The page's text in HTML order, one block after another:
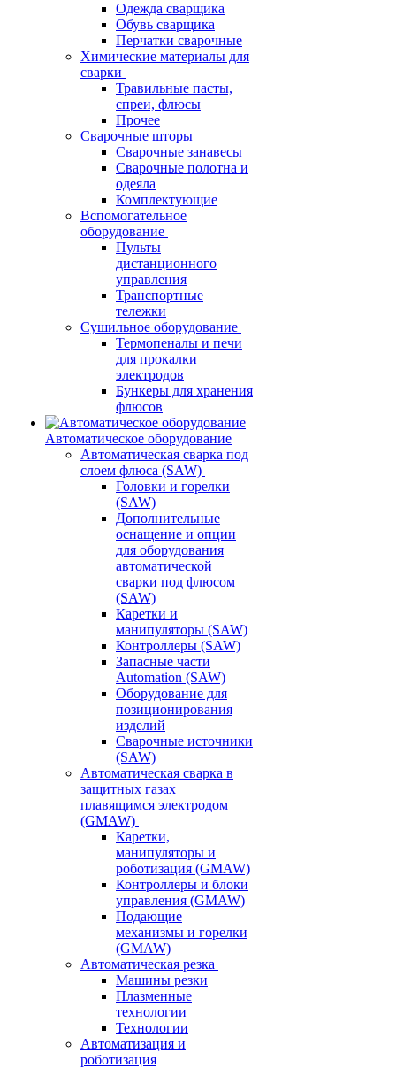
Одежда сварщика
Обувь сварщика
Перчатки сварочные
Химические материалы для
сварки
Травильные пасты,
спреи, флюсы
Прочее
Сварочные шторы
Сварочные занавесы
Сварочные полотна и
одеяла
Комплектующие
Вспомогательное
оборудование
Пульты
дистанционного
управления
Транспортные
тележки
Сушильное оборудование
Термопеналы и печи
для прокалки
электродов
Бункеры для хранения
флюсов
Автоматическое оборудование
Автоматическая сварка под
слоем флюса (SAW)
Головки и горелки
(SAW)
Дополнительные
оснащение и опции
для оборудования
автоматической
сварки под флюсом
(SAW)
Каретки и
манипуляторы (SAW)
Контроллеры (SAW)
Запасные части
Automation (SAW)
Оборудование для
позиционирования
изделий
Сварочные источники
(SAW)
Автоматическая сварка в
защитных газах
плавящимся электродом
(GMAW)
Каретки,
манипуляторы и
роботизация (GMAW)
Контроллеры и блоки
управления (GMAW)
Подающие
механизмы и горелки
(GMAW)
Автоматическая резка
Машины резки
Плазменные
технологии
Технологии
Автоматизация и
роботизация